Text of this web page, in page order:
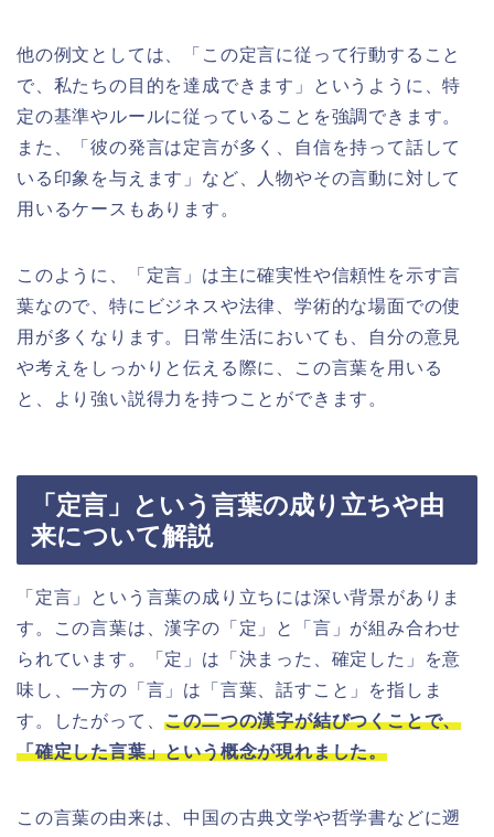
他の例文としては、「この定言に従って行動すること
で、私たちの目的を達成できます」というように、特
定の基準やルールに従っていることを強調できます。
また、「彼の発言は定言が多く、自信を持って話して
いる印象を与えます」など、人物やその言動に対して
用いるケースもあります。
このように、「定言」は主に確実性や信頼性を示す言
葉なので、特にビジネスや法律、学術的な場面での使
用が多くなります。日常生活においても、自分の意見
や考えをしっかりと伝える際に、この言葉を用いる
と、より強い説得力を持つことができます。
「定言」という言葉の成り立ちや由
来について解説
「定言」という言葉の成り立ちには深い背景がありま
す。この言葉は、漢字の「定」と「言」が組み合わせ
られています。「定」は「決まった、確定した」を意
味し、一方の「言」は「言葉、話すこと」を指しま
す。したがって、この二つの漢字が結びつくことで、
「確定した言葉」という概念が現れました。
この言葉の由来は、中国の古典文学や哲学書などに遡